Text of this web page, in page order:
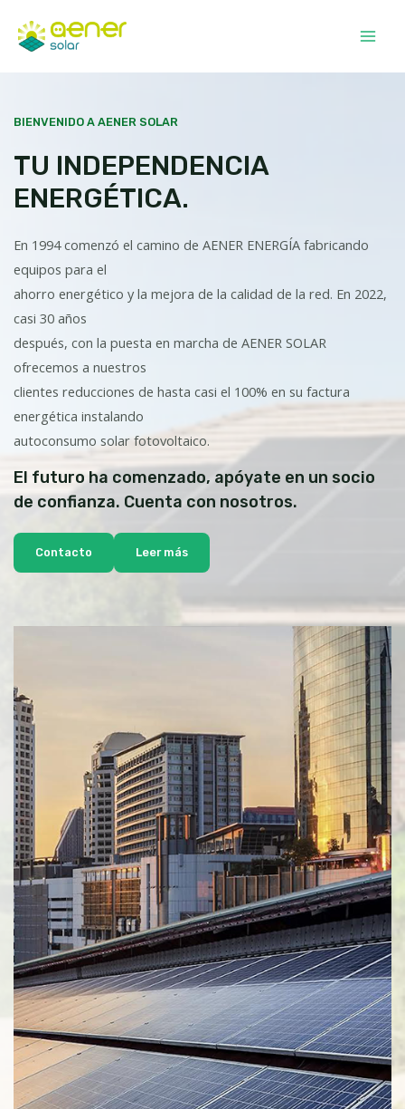
BIENVENIDO A AENER SOLAR
TU INDEPENDENCIA
ENERGÉTICA.
En 1994 comenzó el camino de AENER ENERGÍA fabricando
equipos para el
ahorro energético y la mejora de la calidad de la red. En 2022,
casi 30 años
después, con la puesta en marcha de AENER SOLAR
ofrecemos a nuestros
clientes reducciones de hasta casi el 100% en su factura
energética instalando
autoconsumo solar fotovoltaico.
El futuro ha comenzado, apóyate en un socio
de confianza. Cuenta con nosotros.
Contacto Leer más